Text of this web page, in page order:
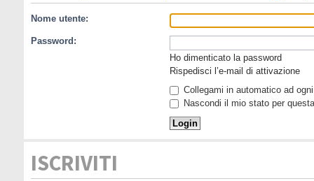
Nome utente:
Password:
Ho dimenticato la password
Rispedisci l’e-mail di attivazione
Collegami in automatico ad
Nascondi il mio stato per
ISCRIVITI